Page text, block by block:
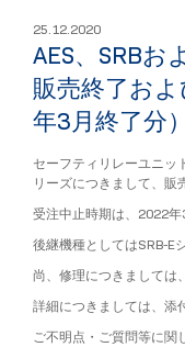
25.12.2020
AES、SRBお
販売終了お
年3月終了分）
セーフティリレーユニッ
リーズにつきまして、販
受注中止時期は、2022年
後継機種としてはSRB-E
尚、修理につきましては
詳細につきましては、添
ご不明点・ご質問等に関